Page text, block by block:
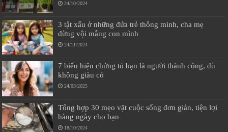
24/10/2024
3 tật xấu ở những đứa trẻ thông minh, cha mẹ
đừng vội mắng con mình
24/11/2024
7 biểu hiện chứng tỏ bạn là người thành công, dù
không giàu có
24/03/2025
Tổng hợp 30 mẹo vặt cuộc sống đơn giản, tiện lợi
hàng ngày cho bạn
18/10/2024